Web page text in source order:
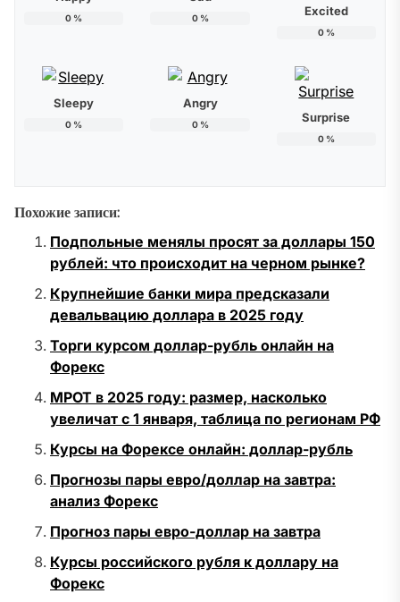
0 % 0% Excited
0%
Sleepy
0 %
Angry
0% Surprise
0%
Похожие записи:
Подпольные менялы просят за доллары 150
рублей: что происходит на черном рынке?
Крупнейшие банки мира предсказали
девальвацию доллара в 2025 году
Торги курсом доллар-рубль онлайн на
Форекс
МРОТ в 2025 году: размер, насколько
увеличат с 1 января, таблица по регионам РФ
Курсы на Форексе онлайн: доллар-рубль
Прогнозы пары евро/доллар на завтра:
анализ Форекс
Прогноз пары евро-доллар на завтра
Курсы российского рубля к доллару на
Форекс